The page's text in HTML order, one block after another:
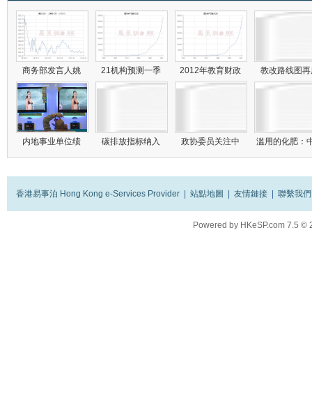
商务部发言人姚 21机构预测一季 2012年教育财政 教改路线图
内地事业单位绩 碳排放指标纳入 政协委员关注中 滥用的化肥：
香港易事泊 Hong Kong e-Services Provider 站點地圖 友情鏈接 聯繫我們
Powered by HKeSP.com 7.5 ©